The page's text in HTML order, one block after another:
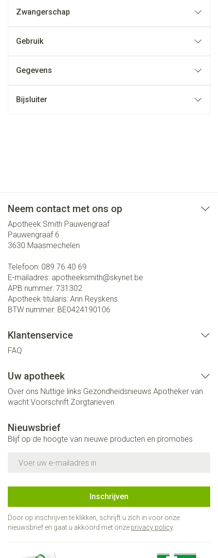
Zwangerschap
Gebruik
Gegevens
Bijsluiter
Neem contact met ons op
Apotheek Smith Pauwengraaf
Pauwengraaf 6
3630 Maasmechelen
Telefoon: 089 76 40 69
E-mailadres: apotheeksmith@skynet.be
APB nummer: 731302
Apotheek titularis: Ann Reyskens
BTW nummer: BE0424190106
Klantenservice
FAQ
Uw apotheek
Over ons Nuttige links Gezondheidsnieuws Apotheker van
wacht Voorschrift Zorgtarieven
Nieuwsbrief
Blijf op de hoogte van nieuwe producten en promoties
Inschrijven
Door op inschrijven te klikken, schrijft u zich in voor onze
nieuwsbrief en gaat u akkoord met onze privacy policy.